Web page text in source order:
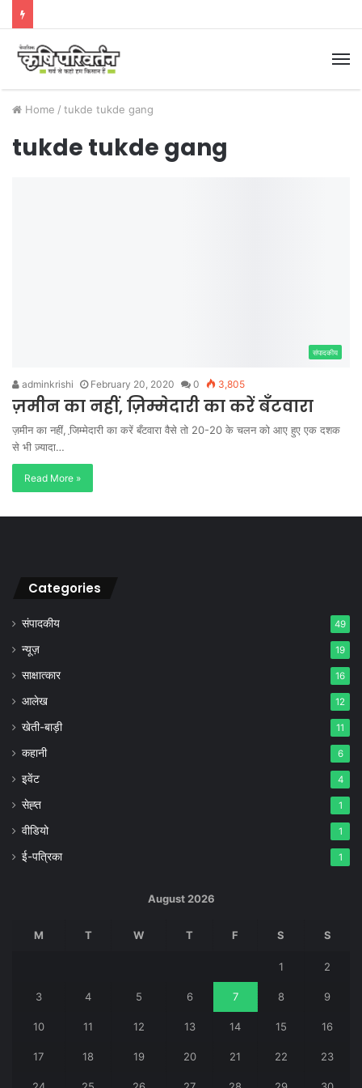
Home / tukde tukde gang
tukde tukde gang
संपादकीय
adminkrishi February 20, 2020 0 3,805
ज़मीन का नहीं, ज़िम्मेदारी का करें बँटवारा
ज़मीन का नहीं, जि़म्मेदारी का करें बँटवारा वैसे तो 20-20 के चलन को आए हुए एक दशक
से भी ज़्यादा…
Read More »
Categories
संपादकीय 49
न्यूज़ 19
साक्षात्कार 16
आलेख 12
खेती-बाड़ी 11
कहानी 6
इवेंट 4
सेह्त 1
वीडियो 1
ई-पत्रिका 1
August 2026
M T W T F S S
1 2
3 4 5 6 7 8 9
10 11 12 13 14 15 16
17 18 19 20 21 22 23